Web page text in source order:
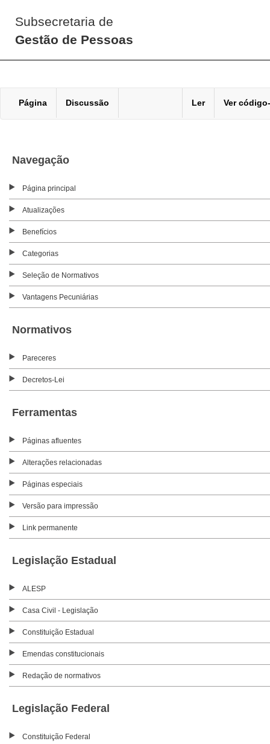
Subsecretaria de
Gestão de Pessoas
Página Discussão Ler Ver
Navegação
Página principal
Atualizações
Benefícios
Categorias
Seleção de Normativos
Vantagens Pecuniárias
Normativos
Pareceres
Decretos-Lei
Ferramentas
Páginas afluentes
Alterações relacionadas
Páginas especiais
Versão para impressão
Link permanente
Legislação Estadual
ALESP
Casa Civil - Legislação
Constituição Estadual
Emendas constitucionais
Redação de normativos
Legislação Federal
Constituição Federal